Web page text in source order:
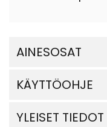
AINESOSAT
KÄYTTÖOHJE
YLEISET TIEDOT